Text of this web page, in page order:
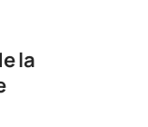
la